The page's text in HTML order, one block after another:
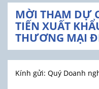
chủ
MỜI THAM DỰ
TIẾN XUẤT
THƯƠNG MẠI
Kính gửi: Quý Doanh